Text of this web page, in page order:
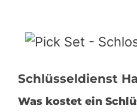
Schlüsseldienst
Was kostet ein